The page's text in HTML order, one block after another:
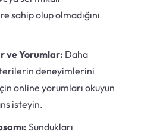
sahip olup olmadığını
ve Yorumlar: Daha
deneyimlerini
online yorumları okuyun
isteyin.
Sundukları